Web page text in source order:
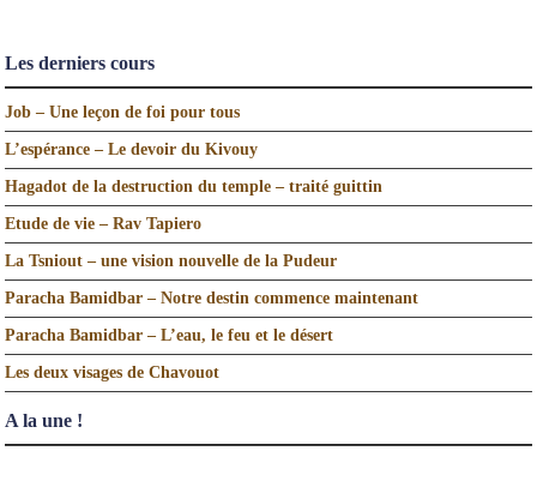
Les derniers cours
Job – Une leçon de foi pour tous
L’espérance – Le devoir du Kivouy
Hagadot de la destruction du temple – traité guittin
Etude de vie – Rav Tapiero
La Tsniout – une vision nouvelle de la Pudeur
Paracha Bamidbar – Notre destin commence maintenant
Paracha Bamidbar – L’eau, le feu et le désert
Les deux visages de Chavouot
A la une !